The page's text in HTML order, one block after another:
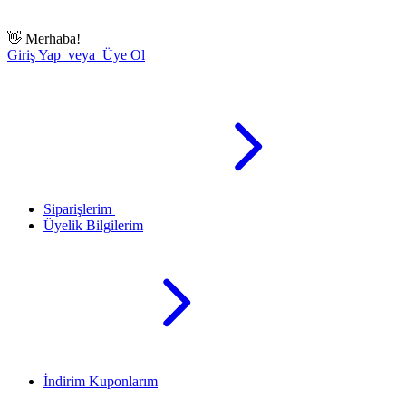
👋 Merhaba!
Giriş Yap veya Üye Ol
Siparişlerim
Üyelik Bilgilerim
İndirim Kuponlarım